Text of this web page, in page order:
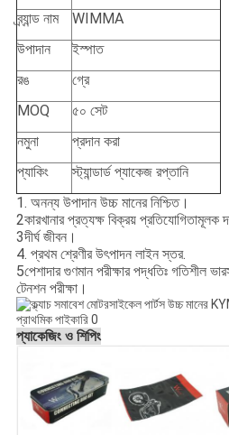
ব্র্যান্ড নাম
WIMMA
উপাদান
ইস্পাত
রঙ
গ্রে
MOQ
৫০ সেট
নমুনা
প্রদান করা
প্যাকিং
স্ট্যান্ডার্ড প্যাকেজ রপ্তানি
1. অনন্য উপাদান উচ্চ মানের নিশ্চিত।
2কারখানার প্রত্যক্ষ বিক্রয় প্রতিযোগিতামূলক
3দীর্ঘ জীবন।
4. প্রথম শ্রেণীর উৎপাদন লাইন স্তর.
5পেশাদার গুণমান পরীক্ষার পদ্ধতিঃ গতিশীল
টেনশন পরীক্ষা।
প্যাকেজিং ও শিপিং